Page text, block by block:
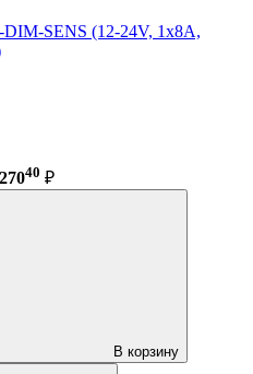
SENS (12-24V, 1x8A,
40 ₽
В корзину